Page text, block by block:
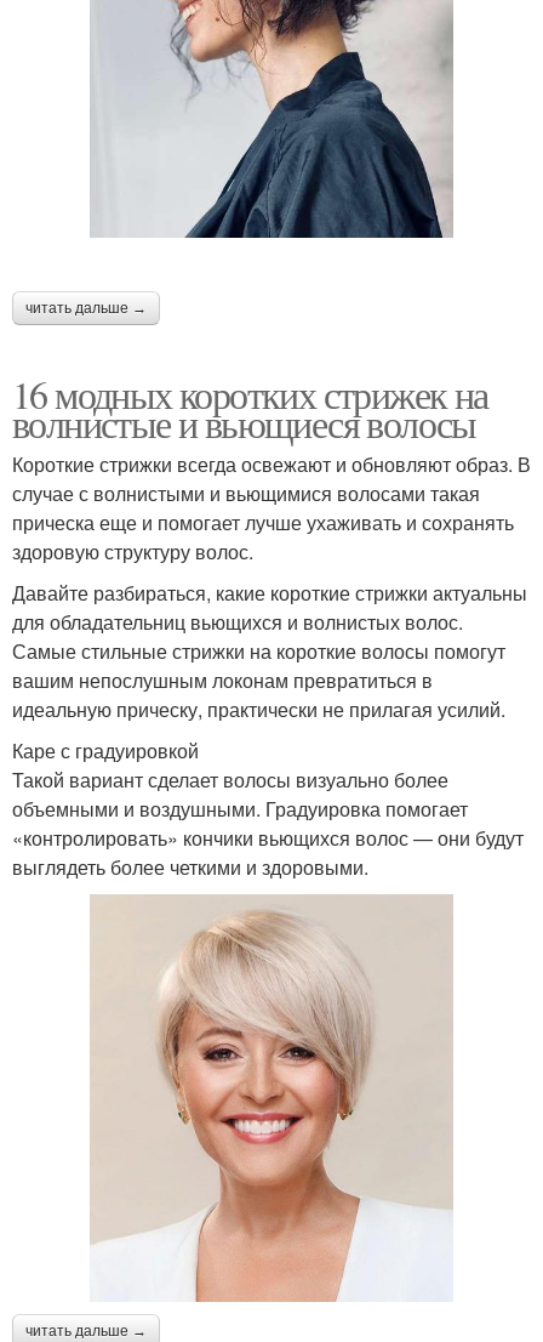
читать дальше →
16 модных коротких стрижек на
волнистые и вьющиеся волосы
Короткие стрижки всегда освежают и обновляют образ. В
случае с волнистыми и вьющимися волосами такая
прическа еще и помогает лучше ухаживать и сохранять
здоровую структуру волос.
Давайте разбираться, какие короткие стрижки актуальны
для обладательниц вьющихся и волнистых волос.
Самые стильные стрижки на короткие волосы помогут
вашим непослушным локонам превратиться в
идеальную прическу, практически не прилагая усилий.
Каре с градуировкой
Такой вариант сделает волосы визуально более
объемными и воздушными. Градуировка помогает
«контролировать» кончики вьющихся волос — они будут
выглядеть более четкими и здоровыми.
читать дальше →